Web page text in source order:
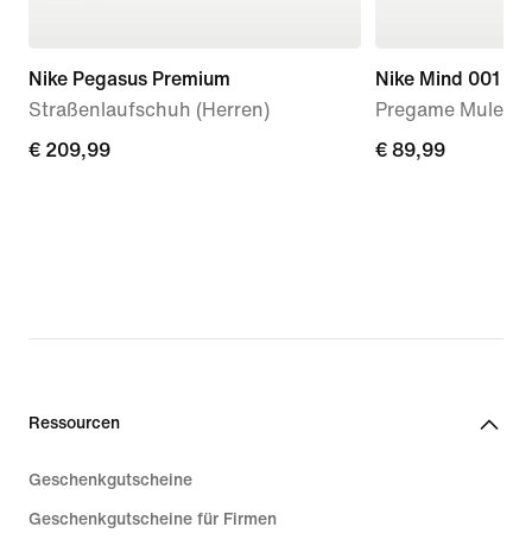
Nike Pegasus Premium
Straßenlaufschuh (Herren)
€ 209,99
€ 209,99
Nike Mind 001
Pregame Mule
€ 89,99
€ 89,99
Ressourcen
Geschenkgutscheine
Geschenkgutscheine für Firmen